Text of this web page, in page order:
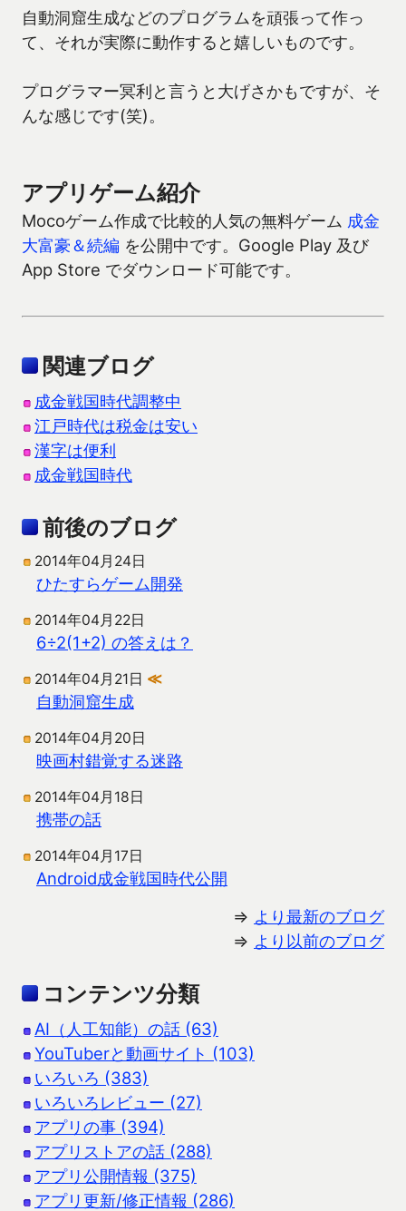
自動洞窟生成などのプログラムを頑張って作っ
て、それが実際に動作すると嬉しいものです。
プログラマー冥利と言うと大げさかもですが、そ
んな感じです(笑)。
アプリゲーム紹介
Mocoゲーム作成で比較的人気の無料ゲーム 成金
大富豪＆続編 を公開中です。Google Play 及び
App Store でダウンロード可能です。
関連ブログ
成金戦国時代調整中
江戸時代は税金は安い
漢字は便利
成金戦国時代
前後のブログ
2014年04月24日
ひたすらゲーム開発
2014年04月22日
6÷2(1+2) の答えは？
2014年04月21日 ≪
自動洞窟生成
2014年04月20日
映画村錯覚する迷路
2014年04月18日
携帯の話
2014年04月17日
Android成金戦国時代公開
⇒ より最新のブログ
⇒ より以前のブログ
コンテンツ分類
AI（人工知能）の話 (63)
YouTuberと動画サイト (103)
いろいろ (383)
いろいろレビュー (27)
アプリの事 (394)
アプリストアの話 (288)
アプリ公開情報 (375)
アプリ更新/修正情報 (286)